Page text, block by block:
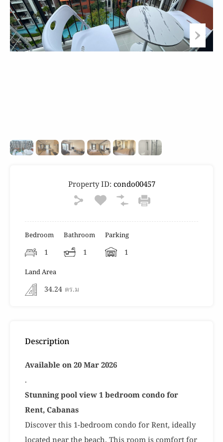
Property ID: condo00457
Bedroom
1
Bathroom
1
Parking
1
Land Area
34.24 ตร.ม
Description
Available on 20 Mar 2026
.
Stunning pool view 1 bedroom condo for
Rent, Cabanas
Discover this 1-bedroom condo for Rent, ideally